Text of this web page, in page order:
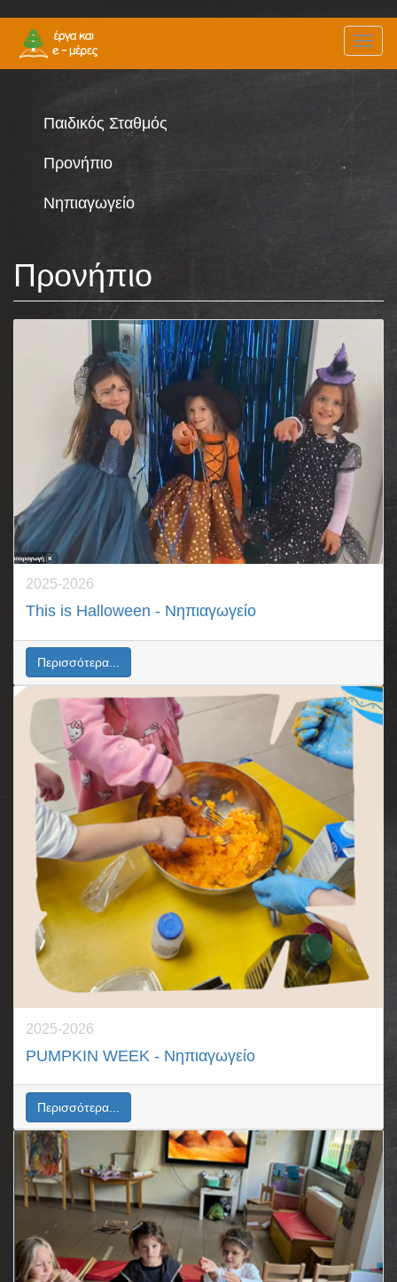
Παράκαμψη
προς
Παιδικός Σταθμός
Προνήπιο
Νηπιαγωγείο
Προνήπιο
2025-2026
Τhis is Halloween - Νηπιαγωγείο
Περισσότερα...
2025-2026
PUMPKIN WEEK - Νηπιαγωγείο
Περισσότερα...